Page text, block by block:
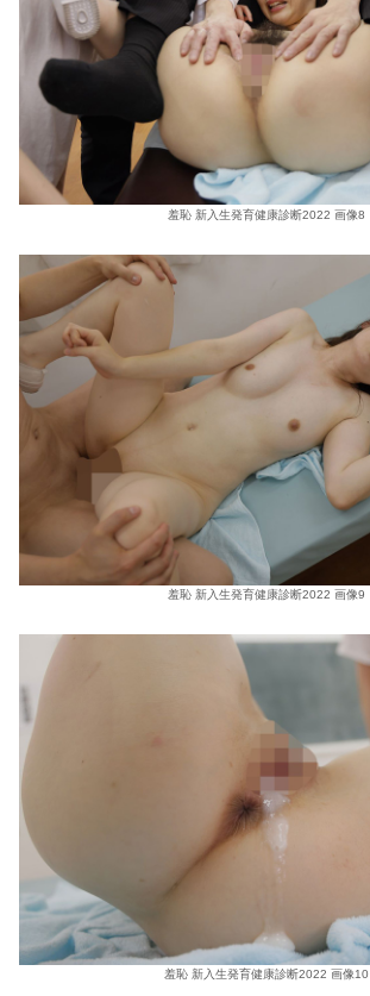
羞恥 新入生発育健康診断2022 画像8
羞恥 新入生発育健康診断2022 画像9
羞恥 新入生発育健康診断2022 画像10